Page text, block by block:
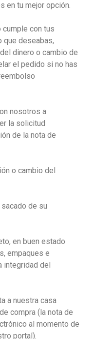
en tu mejor opción.
con tus
que deseabas,
dinero o cambio de
el pedido si no has
nosotros a
la solicitud
de la nota de
o cambio del
de su
en buen estado
empaques e
integridad del
a nuestra casa
compra (la nota de
al momento de
portal).